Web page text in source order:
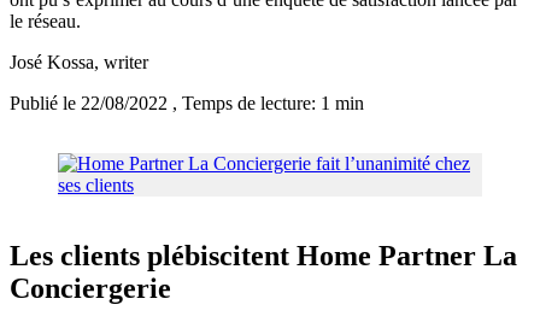
le réseau.
José Kossa, writer
Publié le 22/08/2022 , Temps de lecture: 1 min
Les clients plébiscitent Home Partner La
Conciergerie